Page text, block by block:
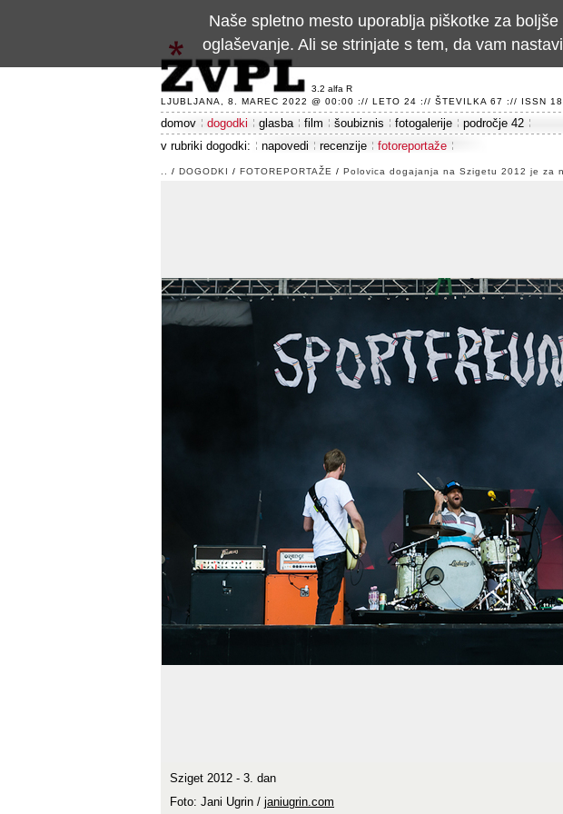
3.2 alfa R
LJUBLJANA, 8. MAREC 2022 @ 00:00 :// LETO 24 :// ŠTEVILKA 67 :// ISSN
domov dogodki glasba film šoubiznis fotogalerije
področje 42
v rubriki dogodki:
napovedi recenzije fotoreportaže
/ DOGODKI / FOTOREPORTAŽE / Polovica dogajanja na Szigetu 2012 je za
Sziget 2012 - 3. dan
Foto: Jani Ugrin / janiugrin.com
Naše spletno mesto uporablja piškotke za
oglaševanje. Ali se strinjate s tem, da vam